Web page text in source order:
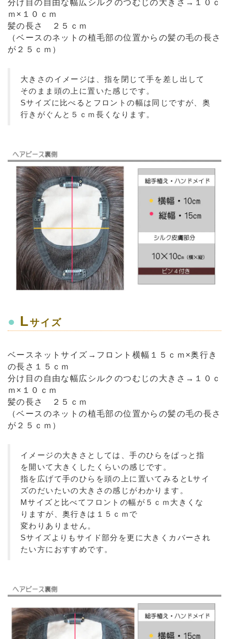
分け目の自由な幅広シルクのつむじの大きさ→１０ｃ
ｍ×１０ｃｍ
髪の長さ ２５ｃｍ
（ベースのネットの植毛部の位置からの髪の毛の長さ
が２５ｃｍ）
大きさのイメージは、指を閉じて手を差し出して
そのまま頭の上に置いた感じです。
Sサイズに比べるとフロントの幅は同じですが、奥
行きがぐんと５ｃｍ長くなります。
● Lサイズ
ベースネットサイズ→フロント横幅１５ｃｍ×奥行き
の長さ１５ｃｍ
分け目の自由な幅広シルクのつむじの大きさ→１０ｃ
ｍ×１０ｃｍ
髪の長さ ２５ｃｍ
（ベースのネットの植毛部の位置からの髪の毛の長さ
が２５ｃｍ）
イメージの大きさとしては、手のひらをぱっと指
を開いて大きくしたくらいの感じです。
指を広げて手のひらを頭の上に置いてみるとLサイ
ズのだいたいの大きさの感じがわかります。
Mサイズと比べてフロントの幅が５ｃｍ大きくな
りますが、奥行きは１５ｃｍで
変わりありません。
Sサイズよりもサイド部分を更に大きくカバーされ
たい方におすすめです。